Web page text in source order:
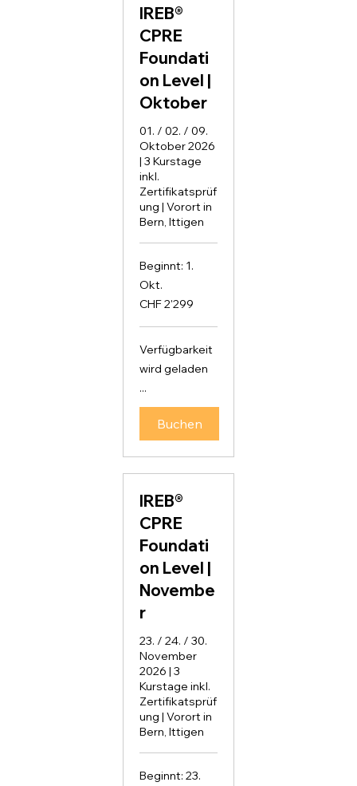
IREB®
CPRE
Foundati
on Level |
Oktober
01. / 02. / 09.
Oktober 2026
| 3 Kurstage
inkl.
Zertifikatsprüf
ung | Vorort in
Bern, Ittigen
Beginnt: 1.
Okt.
2'299
Schweizer
CHF 2'299
Verfügbarkeit
wird geladen
...
Buchen
IREB®
CPRE
Foundati
on Level |
Novembe
r
23. / 24. / 30.
November
2026 | 3
Kurstage inkl.
Zertifikatsprüf
ung | Vorort in
Bern, Ittigen
Beginnt: 23.